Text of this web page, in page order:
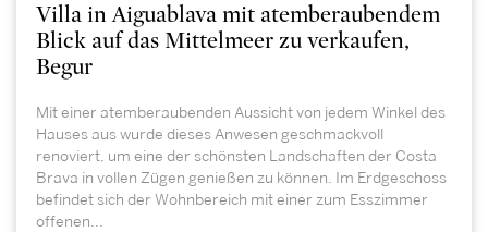
Villa in Aiguablava mit atemberaubendem
Blick auf das Mittelmeer zu verkaufen,
Begur
Mit einer atemberaubenden Aussicht von jedem Winkel des
Hauses aus wurde dieses Anwesen geschmackvoll
renoviert, um eine der schönsten Landschaften der Costa
Brava in vollen Zügen genießen zu können. Im Erdgeschoss
befindet sich der Wohnbereich mit einer zum Esszimmer
offenen...